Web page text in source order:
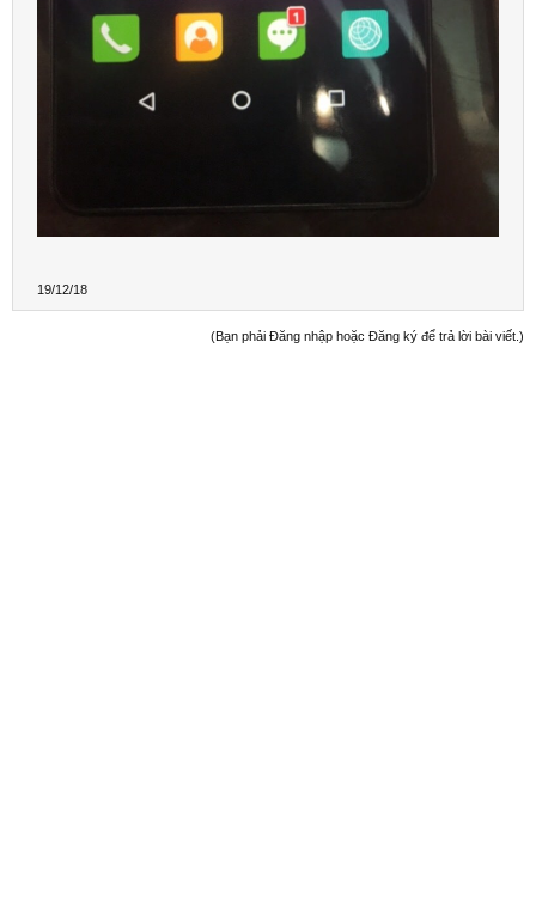
19/12/18
(Bạn phải Đăng nhập hoặc Đăng ký để trả lời bài viết.)